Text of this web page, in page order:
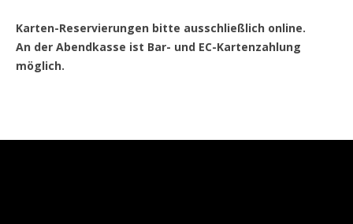
Karten-Reservierungen bitte ausschließlich online.
An der Abendkasse ist Bar- und EC-Kartenzahlung
möglich.